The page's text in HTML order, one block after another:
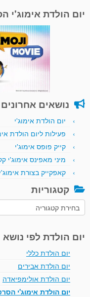
יום הולדת אימוג'י
נושאים אחרונים
יום הולדת אימוג'י
פעילות ליום הולדת
קייק פופס אימוג'י
מיני מאפינס אימוג'י
קאפקייק בצורת
קטגוריות
קטגוריות
יום הולדת לפי נושא
יום הולדת כללי
יום הולדת אבירים
יום הולדת אולימפיאדה
יום הולדת אימוג'י